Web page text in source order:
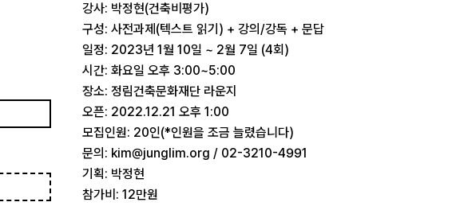
강사: 박정현(건축비평가)
구성: 사전과제(텍스트 읽기) + 강의/강독 + 문답
일정: 2023년 1월 10일 ~ 2월 7일 (4회)
시간: 화요일 오후 3:00~5:00
장소: 정림건축문화재단 라운지
오픈: 2022.12.21 오후 1:00
모집인원: 20인(*인원을 조금 늘렸습니다)
문의: kim@junglim.org / 02-3210-4991
기획: 박정현
참가비: 12만원